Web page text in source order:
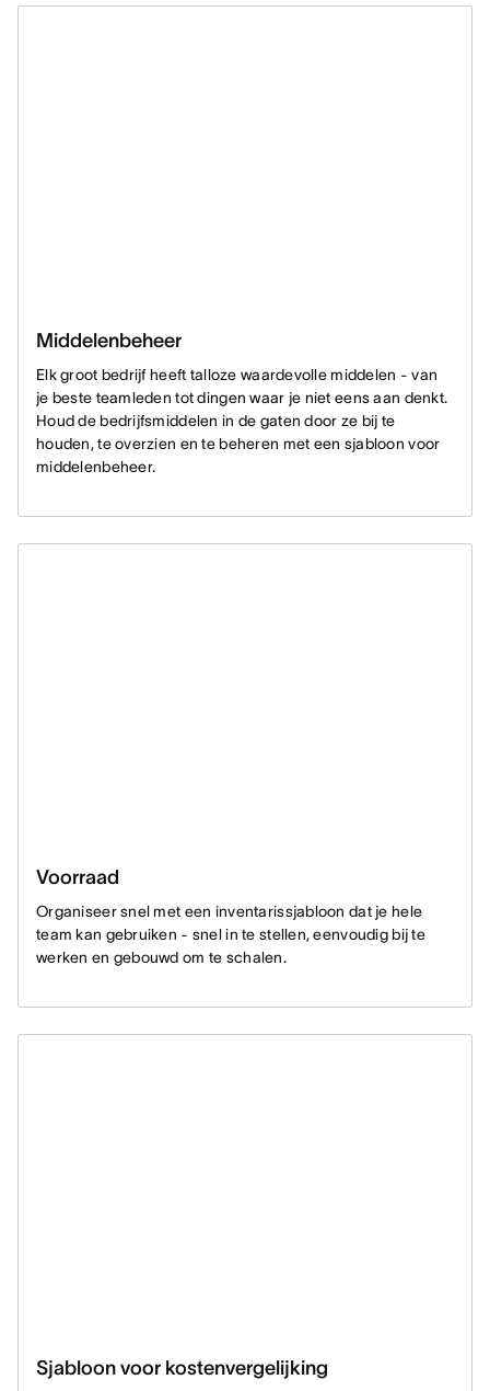
Middelenbeheer
Elk groot bedrijf heeft talloze waardevolle middelen - van
je beste teamleden tot dingen waar je niet eens aan denkt.
Houd de bedrijfsmiddelen in de gaten door ze bij te
houden, te overzien en te beheren met een sjabloon voor
middelenbeheer.
Voorraad
Organiseer snel met een inventarissjabloon dat je hele
team kan gebruiken - snel in te stellen, eenvoudig bij te
werken en gebouwd om te schalen.
Sjabloon voor kostenvergelijking